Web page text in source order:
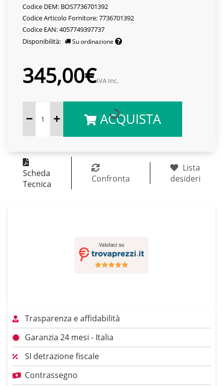
Codice DEM: BOS7736701392
Codice Articolo Fornitore: 7736701392
Codice EAN: 4057749397737
Disponibilità:
Su ordinazione
345,00€IVA Inc.
ACQUISTA
Scheda
Tecnica
Confronta
Lista
desideri
Trasparenza e affidabilità
Garanzia 24 mesi - Italia
SI detrazione fiscale
Contrassegno